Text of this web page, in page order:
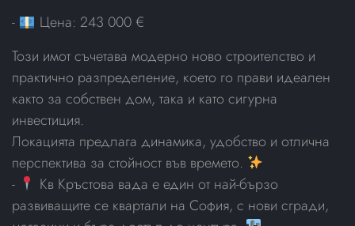
-
Цена: 243 000 €
Този имот съчетава модерно ново строителство и
практично разпределение, което го прави идеален
както за собствен дом, така и като сигурна
инвестиция.
Локацията предлага динамика, удобство и отлична
перспектива за стойност във времето.
-
Кв Кръстова вада е един от най-бързо
развиващите се квартали на София, с нови сгради,